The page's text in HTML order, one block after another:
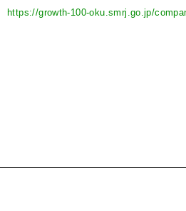
https://growth-100-oku.smrj.go.jp/